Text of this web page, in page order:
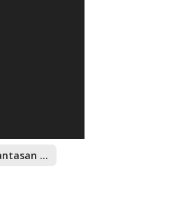
Pemberantasan Sarang Nyamuk